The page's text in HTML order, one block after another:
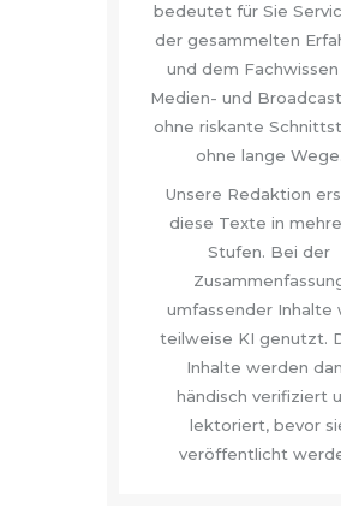
bedeutet für Sie
der gesammelten
und dem Fachwissen
Medien- und
ohne riskante
ohne lange Wege.
Unsere Redaktion
diese Texte in
Stufen. Bei der
umfassender Inhalte
teilweise KI genutzt.
Inhalte werden
händisch verifiziert
lektoriert, bevor
veröffentlicht